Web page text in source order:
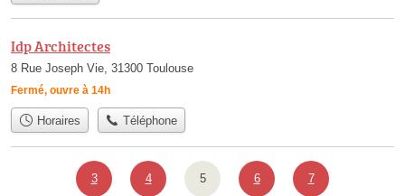
Idp Architectes
8 Rue Joseph Vie, 31300 Toulouse
Fermé, ouvre à 14h
Horaires Téléphone
3 4 5 6 7